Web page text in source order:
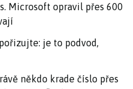
Microsoft opravil přes 600
je to podvod,
někdo krade číslo přes